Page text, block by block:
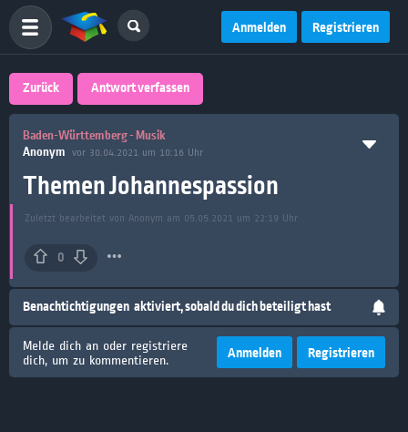
Anmelden Registrieren
Zurück Antwort verfassen
Baden-Württemberg - Musik
Anonym
vor 30.04.2021 um 10:16 Uhr
Themen Johannespassion
Zuletzt bearbeitet von Anonym am 05.05.2021 um 22:19 Uhr
0
Benachtichtigungen aktiviert, sobald du dich beteiligt hast
Melde dich an oder registriere
dich, um zu kommentieren.
Anmelden Registrieren